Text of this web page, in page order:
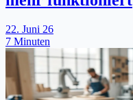
22. Juni 26
7 Minuten